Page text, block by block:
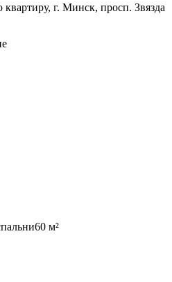
г. Минск, просп. Звязда
60 м²